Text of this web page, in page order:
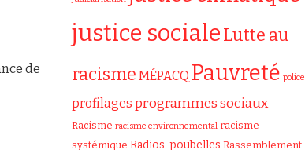
de
justice socialeLutte au
racisme MÉPACQ Pauvreté police
profilages programmes sociaux
Racisme racisme environnemental racisme
systémique Radios-poubelles Rassemblement